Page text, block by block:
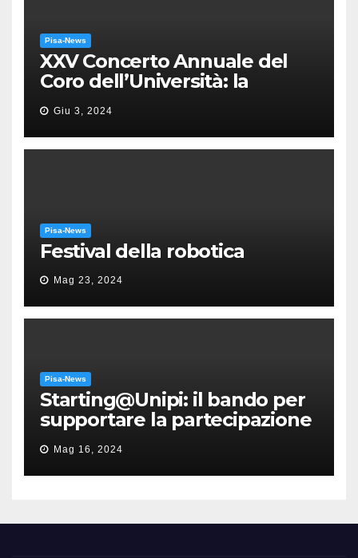
Pisa-News
XXV Concerto Annuale del
Coro dell’Università: la
“Messa in gloria” di Giacomo
Puccini
Giu 3, 2024
Pisa-News
Festival della robotica
Mag 23, 2024
Pisa-News
Starting@Unipi: il bando per
supportare la partecipazione
all’ERC Starting Grant
Mag 16, 2024